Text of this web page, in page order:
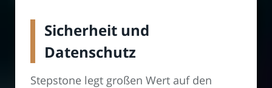
Sicherheit und
Datenschutz
Stepstone legt großen Wert auf den